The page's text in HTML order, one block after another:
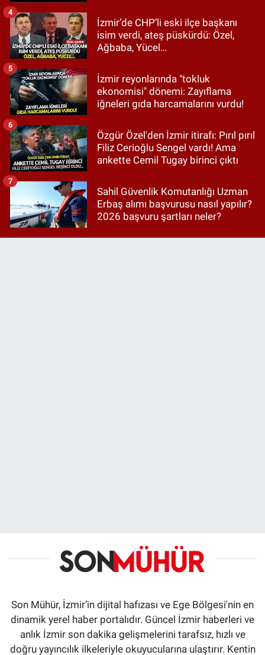
İzmir’de CHP’li eski ilçe başkanı
isim verdi, ateş püskürdü: Özel,
Ağbaba, Yücel…
4
İzmir reyonlarında "tokluk
ekonomisi" dönemi: Zayıflama
iğneleri gıda harcamalarını vurdu!
5
Özgür Özel'den İzmir itirafı: Pırıl pırıl
Filiz Cerioğlu Sengel vardı! Ama
ankette Cemil Tugay birinci çıktı
6
Sahil Güvenlik Komutanlığı Uzman
Erbaş alımı başvurusu nasıl yapılır?
2026 başvuru şartları neler?
7
Son Mühür, İzmir’in dijital hafızası ve Ege Bölgesi'nin en
dinamik yerel haber portalıdır. Güncel İzmir haberleri ve
anlık İzmir son dakika gelişmelerini tarafsız, hızlı ve
doğru yayıncılık ilkeleriyle okuyucularına ulaştırır. Kentin